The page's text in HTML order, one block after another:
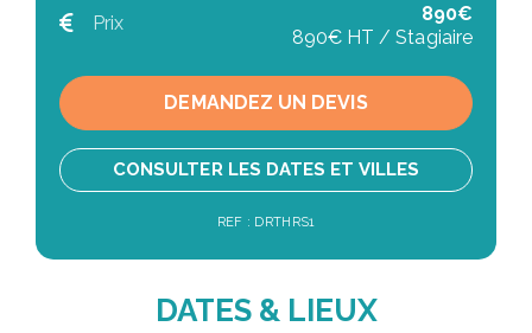
Prix
890€
890€ HT / Stagiaire
DEMANDEZ UN DEVIS
CONSULTER LES DATES ET VILLES
REF : DRTHRS1
DATES & LIEUX